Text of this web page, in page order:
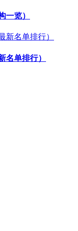
一览）
名单排行）